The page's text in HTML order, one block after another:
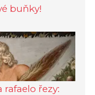
buňky!
řezy: